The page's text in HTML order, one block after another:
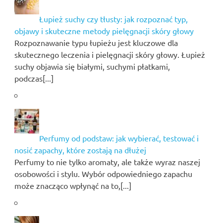
Łupież suchy czy tłusty: jak rozpoznać typ,
objawy i skuteczne metody pielęgnacji skóry głowy
Rozpoznawanie typu łupieżu jest kluczowe dla
skutecznego leczenia i pielęgnacji skóry głowy. Łupież
suchy objawia się białymi, suchymi płatkami,
podczas[...]
Perfumy od podstaw: jak wybierać, testować i
nosić zapachy, które zostają na dłużej
Perfumy to nie tylko aromaty, ale także wyraz naszej
osobowości i stylu. Wybór odpowiedniego zapachu
może znacząco wpłynąć na to,[...]